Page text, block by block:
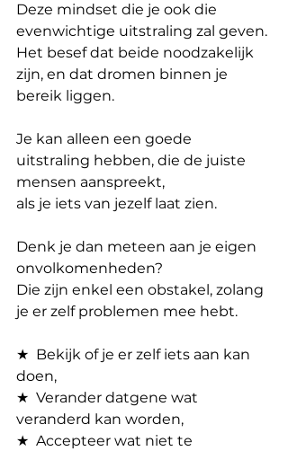
Deze mindset die je ook die
evenwichtige uitstraling zal geven.
Het besef dat beide noodzakelijk
zijn, en dat dromen binnen je
bereik liggen.
Je kan alleen een goede
uitstraling hebben, die de juiste
mensen aanspreekt,
als je iets van jezelf laat zien.
Denk je dan meteen aan je eigen
onvolkomenheden?
Die zijn enkel een obstakel, zolang
je er zelf problemen mee hebt.
★  Bekijk of je er zelf iets aan kan
doen,
★  Verander datgene wat
veranderd kan worden,
★  Accepteer wat niet te